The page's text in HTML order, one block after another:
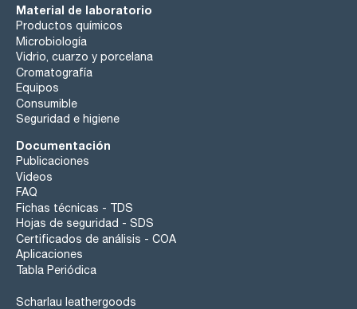
Material de laboratorio
Productos químicos
Microbiología
Vidrio, cuarzo y porcelana
Cromatografía
Equipos
Consumible
Seguridad e higiene
Documentación
Publicaciones
Videos
FAQ
Fichas técnicas - TDS
Hojas de seguridad - SDS
Certificados de análisis - COA
Aplicaciones
Tabla Periódica
Scharlau leathergoods